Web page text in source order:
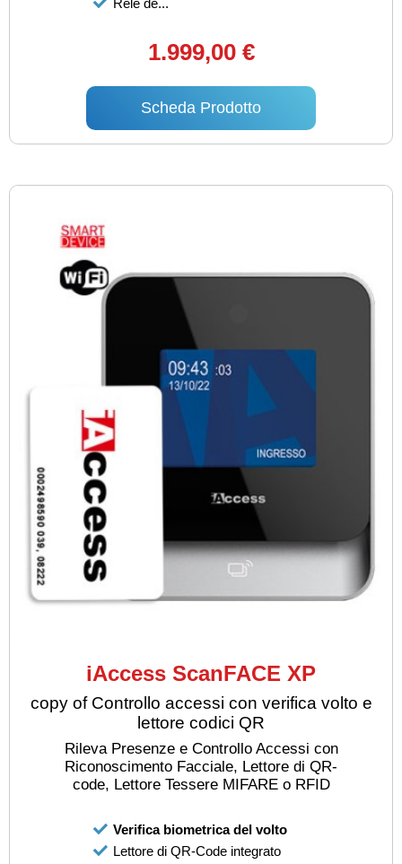
Relé de...
1.999,00 €
Scheda Prodotto
iAccess ScanFACE XP
copy of Controllo accessi con verifica volto e
lettore codici QR
Rileva Presenze e Controllo Accessi con
Riconoscimento Facciale, Lettore di QR-
code, Lettore Tessere MIFARE o RFID
Verifica biometrica del volto
Lettore di QR-Code integrato